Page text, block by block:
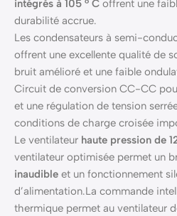
intégrés à 105 ° C offrent une
durabilité accrue.
Les condensateurs à semi-
offrent une excellente qualité de
bruit amélioré et une faible
Circuit de conversion CC-CC
et une régulation de tension
conditions de charge croisée
Le ventilateur haute pression de
ventilateur optimisée permet un
inaudible et un fonctionnement
d’alimentation.La commande
thermique permet au ventilateur